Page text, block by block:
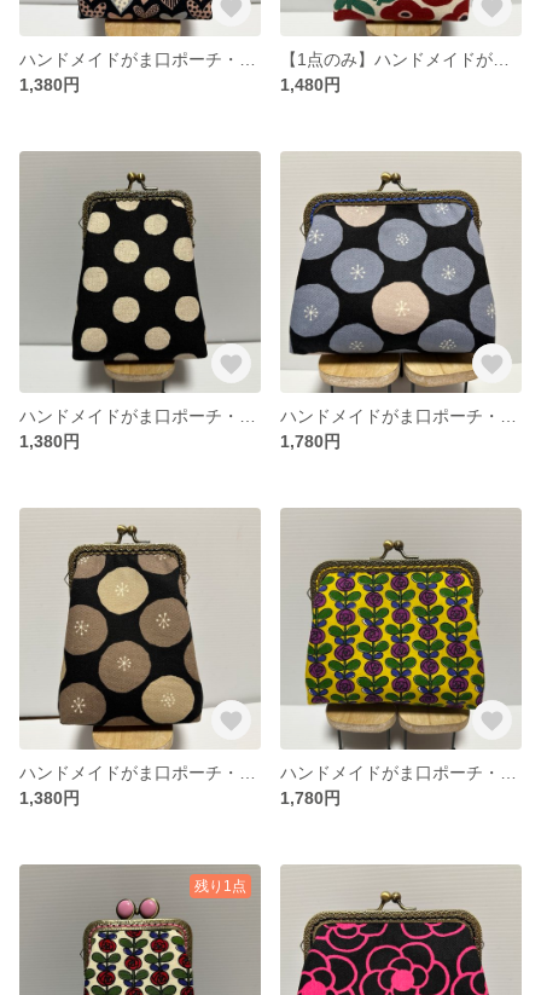
1,380円
1,480円
1,380円
1,780円
1,380円
1,780円
残り1点